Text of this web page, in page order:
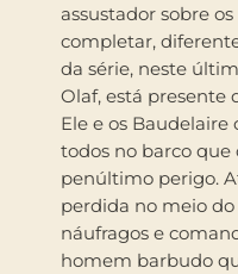
assustador sobre
completar,
da série, neste
Olaf, está presente
Ele e os
todos no barco que
penúltimo perigo.
perdida no meio
náufragos e
homem barbudo